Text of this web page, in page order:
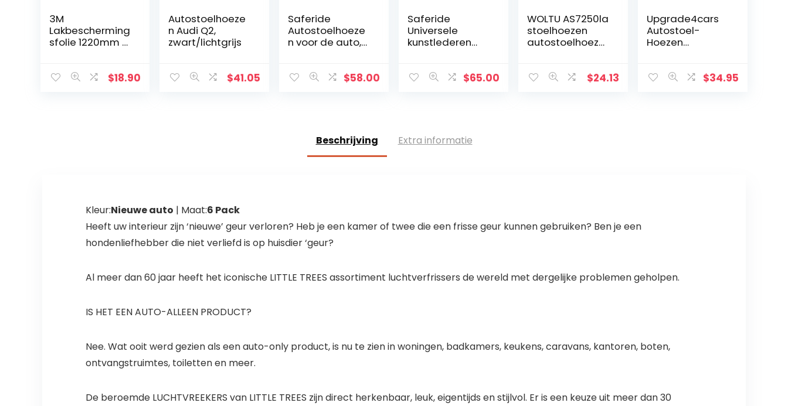
3M
Lakbescherming
sfolie 1220mm x
gravelbestendig
$18.90
Autostoelhoeze
n Audi Q2,
zwart/lichtgrijs
$41.05
Saferide
Autostoelhoeze
n voor de auto,
geschikt voor
$58.00
Saferide
Universele
kunstlederen
stoelhoezen
n…
$65.00
WOLTU AS7250la
stoelhoezen
autostoelhoeze
borduurwerk,$24.13
Upgrade4cars
Autostoel-
Hoezen
Grijs | Universele
$34.95
Beschrijving Extra informatie
Kleur:Nieuwe auto | Maat:6 Pack
Heeft uw interieur zijn ‘nieuwe’ geur verloren? Heb je een kamer of twee die een frisse geur kunnen gebruiken? Ben je een
hondenliefhebber die niet verliefd is op huisdier ‘geur?
Al meer dan 60 jaar heeft het iconische LITTLE TREES assortiment luchtverfrissers de wereld met dergelijke problemen geholpen.
IS HET EEN AUTO-ALLEEN PRODUCT?
Nee. Wat ooit werd gezien als een auto-only product, is nu te zien in woningen, badkamers, keukens, caravans, kantoren, boten,
ontvangstruimtes, toiletten en meer.
De beroemde LUCHTVREEKERS van LITTLE TREES zijn direct herkenbaar, leuk, eigentijds en stijlvol. Er is een keuze uit meer dan 30